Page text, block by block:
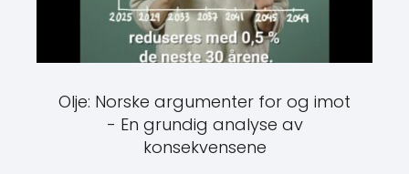
Olje: Norske argumenter for og imot
- En grundig analyse av
konsekvensene